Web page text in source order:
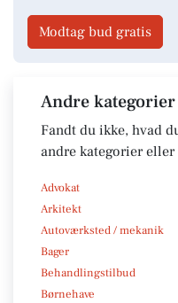
Modtag bud gratis
Andre kategorier
Fandt du ikke, hvad
andre kategorier eller
Advokat
Arkitekt
Autoværksted / mekanik
Bager
Behandlingstilbud
Børnehave